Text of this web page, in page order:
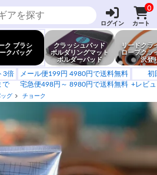
ログイン
0
カート
ク ブラシ
クバッグ
クラッシュパッド
ボルダリングマット
ボルダーパッド
リードクラ
ロープクラ
沢登
3倍
で
メール便199円 4980円で送料無料
宅急便498円～ 8980円で送料無料
初
+レビ
グ チョーク